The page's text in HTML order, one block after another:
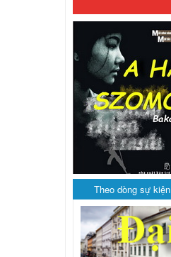
Theo dòng sự kiện